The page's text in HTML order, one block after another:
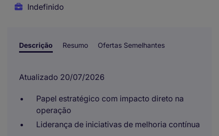
Indefinido
Descrição Resumo Ofertas Semelhantes
Atualizado 20/07/2026
Papel estratégico com impacto direto na
operação
Liderança de iniciativas de melhoria contínua